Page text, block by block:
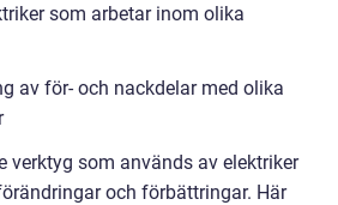
som arbetar inom olika
av för- och nackdelar med olika
verktyg som används av elektriker
och förbättringar. Här